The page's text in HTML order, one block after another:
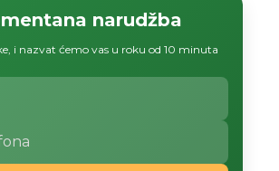
narudžba
i nazvat ćemo vas u roku od 10 minuta